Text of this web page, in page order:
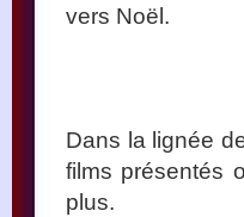
vers Noël.
Dans la lignée
films présentés
plus.